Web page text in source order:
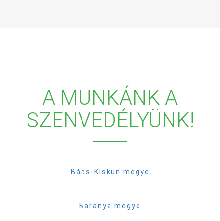
A MUNKÁNK A
SZENVEDÉLYÜNK!
Bács-Kiskun megye
Baranya megye